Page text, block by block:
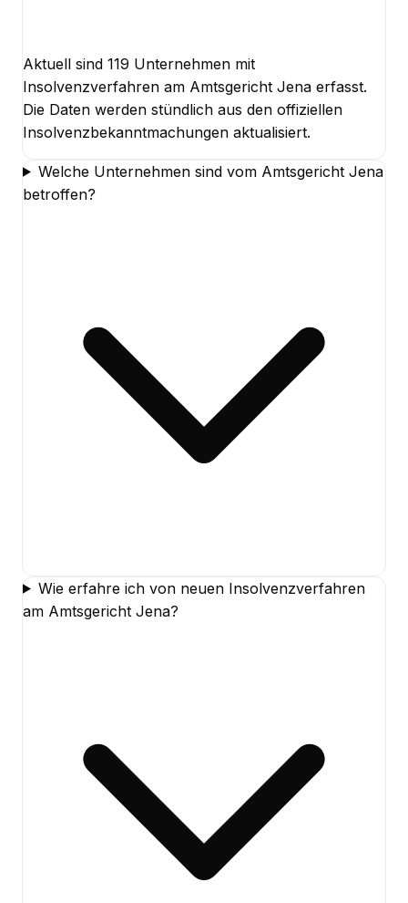
Aktuell sind 119 Unternehmen mit
Insolvenzverfahren am Amtsgericht Jena erfasst.
Die Daten werden stündlich aus den offiziellen
Insolvenzbekanntmachungen aktualisiert.
Welche Unternehmen sind vom Amtsgericht Jena
betroffen?
Wie erfahre ich von neuen Insolvenzverfahren
am Amtsgericht Jena?